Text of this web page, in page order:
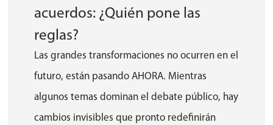
acuerdos: ¿Quién pone las
reglas?
Las grandes transformaciones no ocurren en el
futuro, están pasando AHORA. Mientras
algunos temas dominan el debate público, hay
cambios invisibles que pronto redefinirán